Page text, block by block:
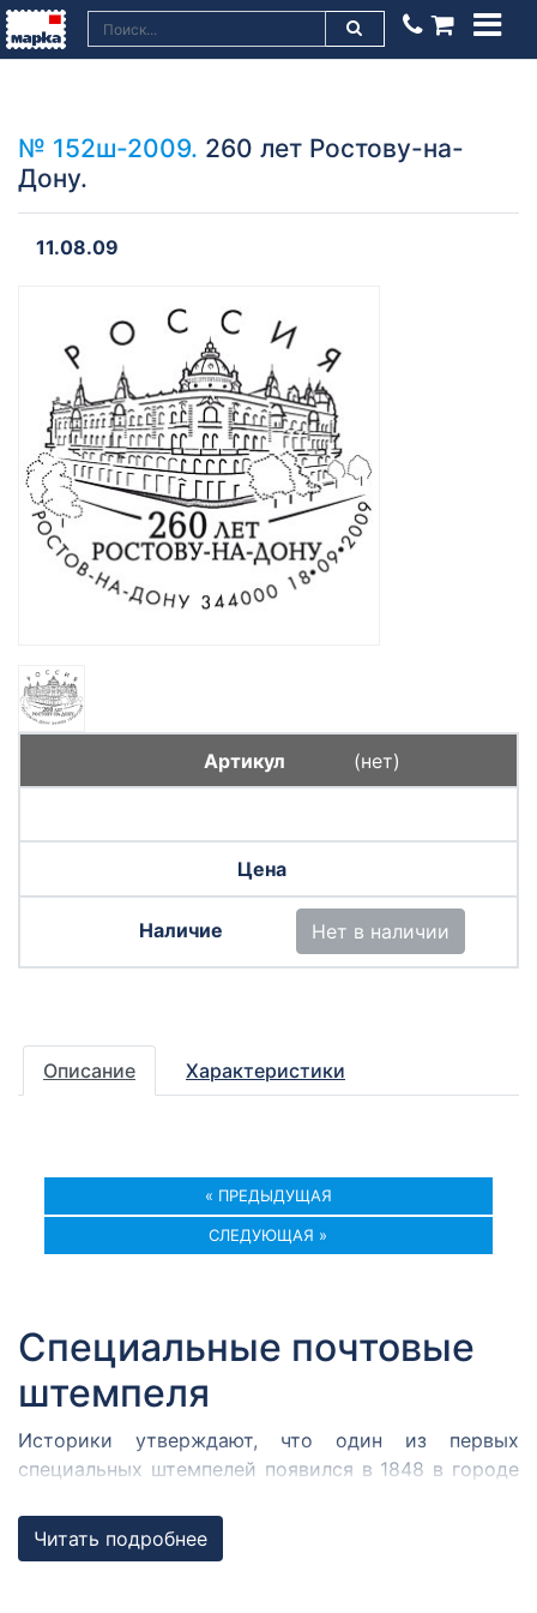
№ 152ш-2009. 260 лет Ростову-на-
Дону.
11.08.09
(нет)
Нет в наличии
Описание Характеристики
« ПРЕДЫДУЩАЯ
СЛЕДУЮЩАЯ »
Специальные почтовые
штемпеля
Историки утверждают, что один из первых
специальных штемпелей появился в 1848 в городе
собрался Кромержижский парламент.
Парламентарии решили отметить его работу
Читать подробнее